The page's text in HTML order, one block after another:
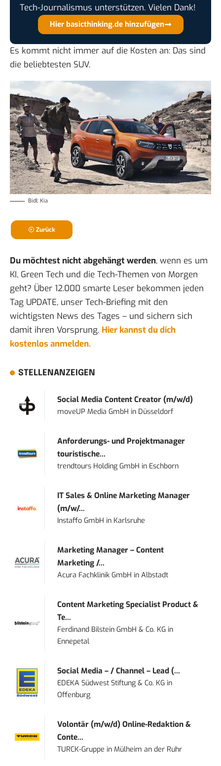
Tech-Journalismus unterstützen. Vielen Dank!
Hier basicthinking.de hinzufügen
Es kommt nicht immer auf die Kosten an: Das sind
die beliebtesten SUV.
Bidl: Kia
Zurück
Du möchtest nicht abgehängt werden, wenn es um
KI, Green Tech und die Tech-Themen von Morgen
geht? Über 12.000 smarte Leser bekommen jeden
Tag UPDATE, unser Tech-Briefing mit den
wichtigsten News des Tages – und sichern sich
damit ihren Vorsprung. Hier kannst du dich
kostenlos anmelden.
STELLENANZEIGEN
Social Media Content Creator (m/w/d)
moveUP Media GmbH in Düsseldorf
Anforderungs- und Projektmanager
touristische...
trendtours Holding GmbH in Eschborn
IT Sales & Online Marketing Manager
(m/w/...
Instaffo GmbH in Karlsruhe
Marketing Manager – Content
Marketing /...
Acura Fachklinik GmbH inAlbstadt
Content Marketing Specialist Product &
Te...
Ferdinand Bilstein GmbH & Co. KG in
Ennepetal
Social Media – / Channel – Lead (...
EDEKA Südwest Stiftung & Co. KG in
Offenburg
Volontär (m/w/d) Online-Redaktion &
Conte...
TURCK-Gruppe inMülheim an der Ruhr